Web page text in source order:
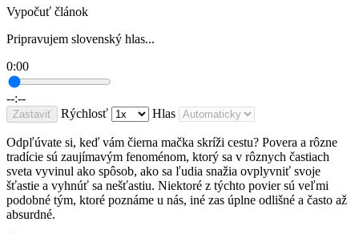
Vypočuť článok
Pripravujem slovenský hlas...
0:00
--:--
Zastaviť Rýchlosť Hlas
Odpľúvate si, keď vám čierna mačka skríži cestu? Povera a rôzne
tradície sú zaujímavým fenoménom, ktorý sa v rôznych častiach
sveta vyvinul ako spôsob, ako sa ľudia snažia ovplyvniť svoje
šťastie a vyhnúť sa nešťastiu. Niektoré z týchto povier sú veľmi
podobné tým, ktoré poznáme u nás, iné zas úplne odlišné a často až
absurdné.